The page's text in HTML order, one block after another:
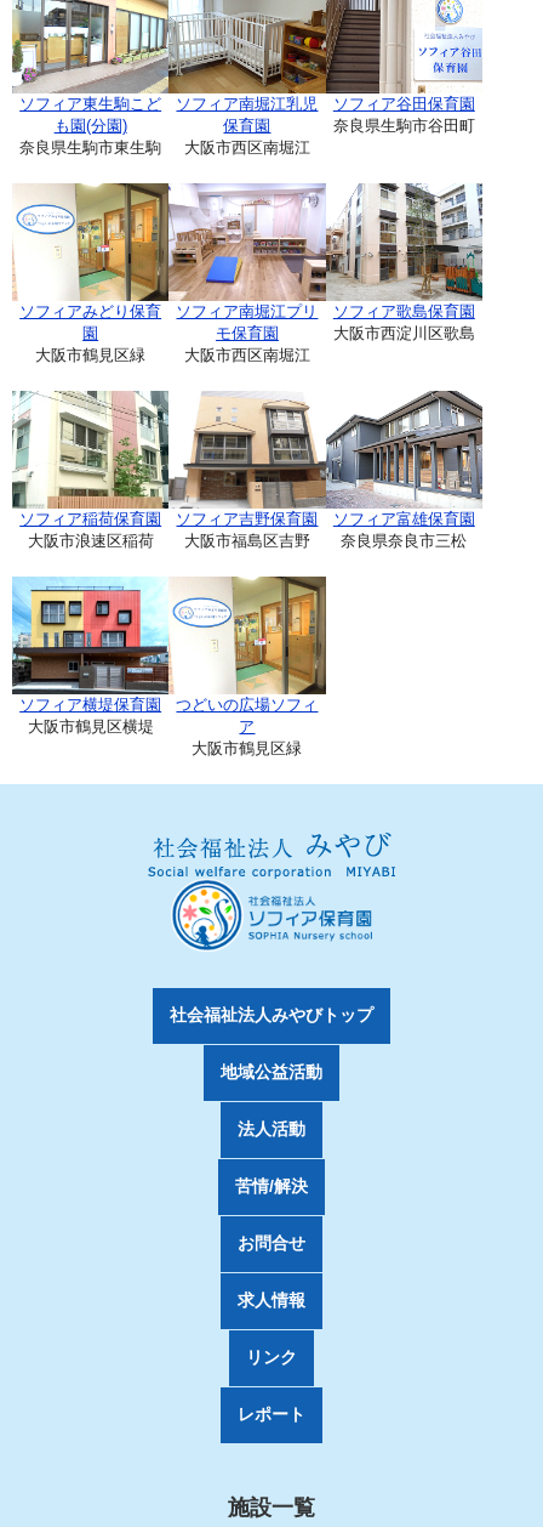
ソフィア東生駒こど
も園(分園)
奈良県生駒市東生駒
ソフィア南堀江乳児
保育園
大阪市西区南堀江
ソフィア谷田保育園
奈良県生駒市谷田町
ソフィアみどり保育
園
大阪市鶴見区緑
ソフィア南堀江プリ
モ保育園
大阪市西区南堀江
ソフィア歌島保育園
大阪市西淀川区歌島
ソフィア稲荷保育園
大阪市浪速区稲荷
ソフィア吉野保育園
大阪市福島区吉野
ソフィア富雄保育園
奈良県奈良市三松
ソフィア横堤保育園
大阪市鶴見区横堤
つどいの広場ソフィ
ア
大阪市鶴見区緑
社会福祉法人みやびトップ
地域公益活動
法人活動
苦情/解決
お問合せ
求人情報
リンク
レポート
施設一覧